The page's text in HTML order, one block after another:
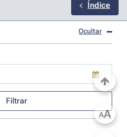
Índice
Ocultar
para abrir o calendário; Use as
Filtrar
AA